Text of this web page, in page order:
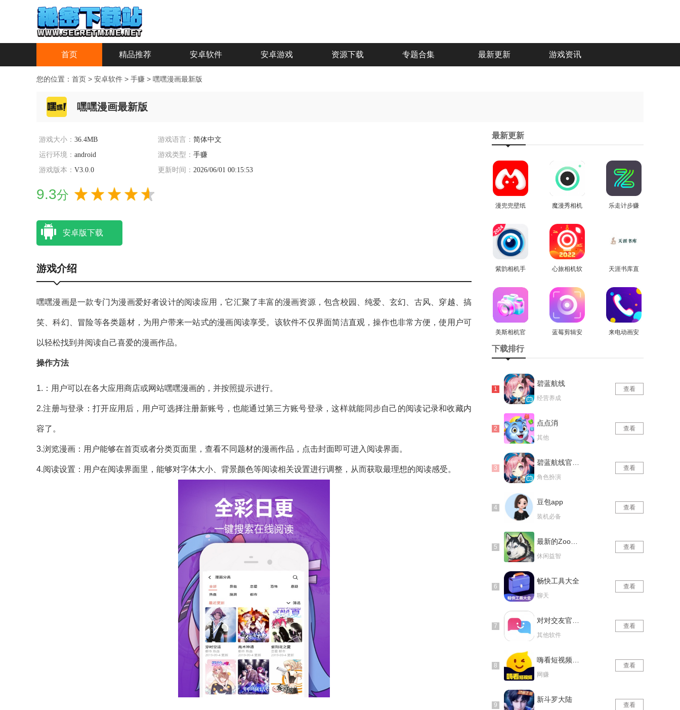
首页 精品推荐 安卓软件 安卓游戏 资源下载 专题合集 最新更新 游戏资讯
您的位置： 首页 > 安卓软件 > 手赚 > 嘿嘿漫画最新版
嘿嘿漫画最新版
游戏大小： 36.4MB 游戏语言： 简体中文
运行环境： android 游戏类型： 手赚
游戏版本： V3.0.0 更新时间： 2026/06/01 00:15:53
9.3分
安卓版下载
游戏介绍
嘿嘿漫画是一款专门为漫画爱好者设计的阅读应用，它汇聚了丰富的漫画资源，包含校园、纯爱、玄幻、古风、穿越、搞
笑、科幻、冒险等各类题材，为用户带来一站式的漫画阅读享受。该软件不仅界面简洁直观，操作也非常方便，使用户可
以轻松找到并阅读自己喜爱的漫画作品。
操作方法
1.：用户可以在各大应用商店或网站嘿嘿漫画的，并按照提示进行。
2.注册与登录：打开应用后，用户可选择注册新账号，也能通过第三方账号登录，这样就能同步自己的阅读记录和收藏内
容了。
3.浏览漫画：用户能够在首页或者分类页面里，查看不同题材的漫画作品，点击封面即可进入阅读界面。
4.阅读设置：用户在阅读界面里，能够对字体大小、背景颜色等阅读相关设置进行调整，从而获取最理想的阅读感受。
最新更新
漫兜兜壁纸
魔漫秀相机
乐走计步赚
紫韵相机手
心旅相机软
版
天涯书库直
美斯相机官
方正版
查看
蓝莓剪辑安
来电动画安
下载排行
碧蓝航线
经营养成
查看
点点消
其他
查看
角色扮演
查看
豆包app
装机必备
查看
休闲益智
查看
畅快工具大全
聊天
查看
其他软件
查看
网赚
查看
新斗罗大陆
查看